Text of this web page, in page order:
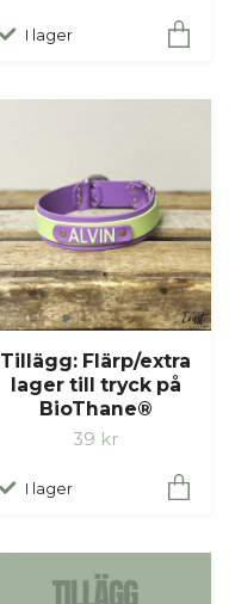
I lager
Tillägg: Flärp/extra
lager till tryck på
BioThane®
39 kr
I lager